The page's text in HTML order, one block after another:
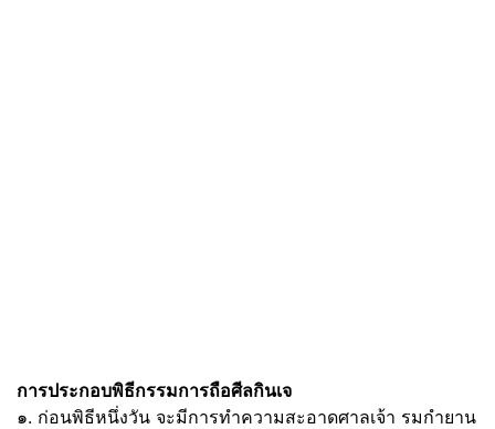
การประกอบพิธีกรรมการถือศีลกินเจ
๑. ก่อนพิธีหนึ่งวัน จะมีการทำความสะอาดศาลเจ้า รมกำยาน